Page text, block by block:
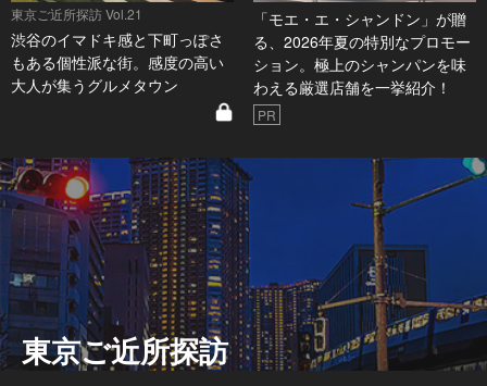
東京ご近所探訪 Vol.21
渋谷のイマドキ感と下町っぽさ
もある個性派な街。感度の高い
大人が集うグルメタウン
「モエ・エ・シャンドン」が贈
る、2026年夏の特別なプロモー
ション。極上のシャンパンを味
わえる厳選店舗を一挙紹介！
PR
東京ご近所探訪